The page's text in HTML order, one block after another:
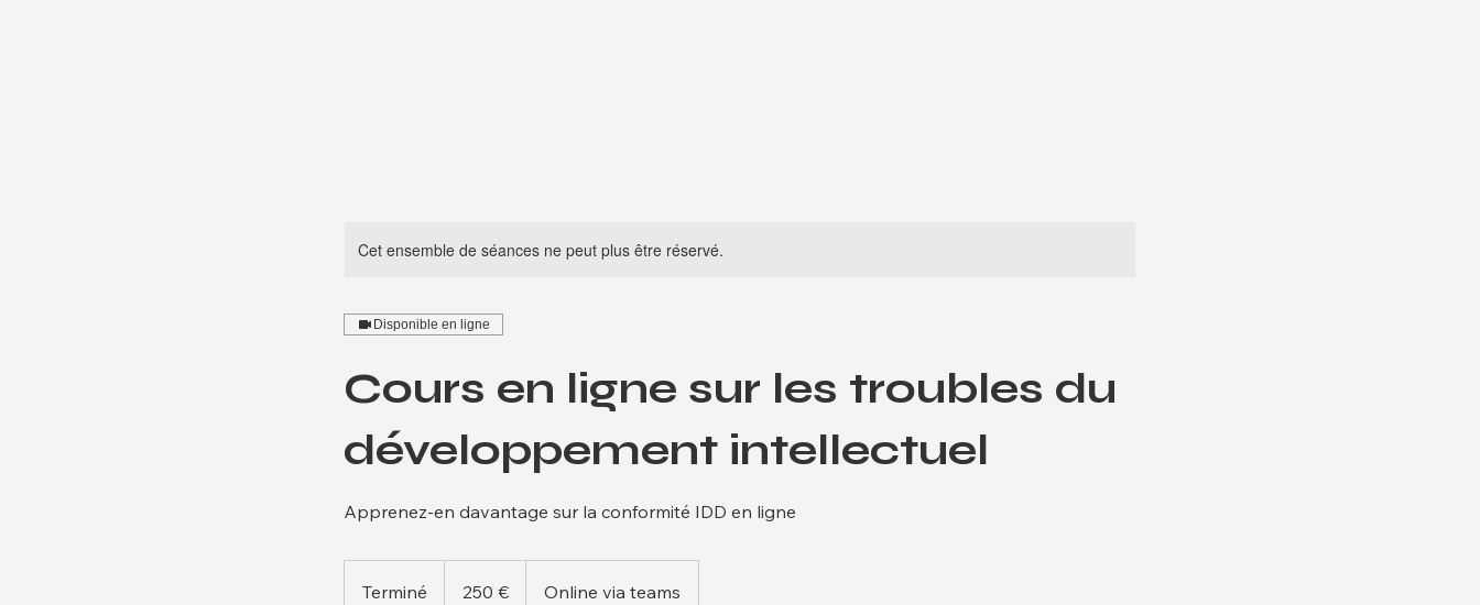
Cet ensemble de séances ne peut plus être réservé.
Disponible en ligne
Cours en ligne sur les troubles du
développement intellectuel
Apprenez-en davantage sur la conformité IDD en ligne
Terminé 250 € Online via teams